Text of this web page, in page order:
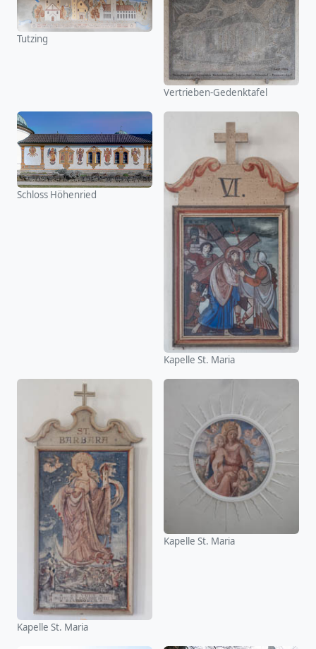
Tutzing
Vertrieben-Gedenktafel
Schloss Höhenried
Kapelle St. Maria
Kapelle St. Maria
Kapelle St. Maria